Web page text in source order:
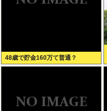
48歳で貯金160万て普通？